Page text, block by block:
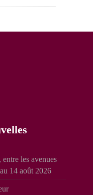
les avenues
14 août 2026